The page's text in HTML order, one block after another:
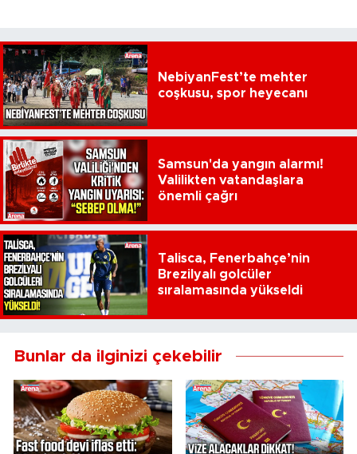
NebiyanFest’te mehter
coşkusu, spor heyecanı
Samsun'da yangın alarmı!
Valilikten vatandaşlara
önemli çağrı
Talisca, Fenerbahçe’nin
Brezilyalı golcüler
sıralamasında yükseldi
Bunlar da ilginizi çekebilir